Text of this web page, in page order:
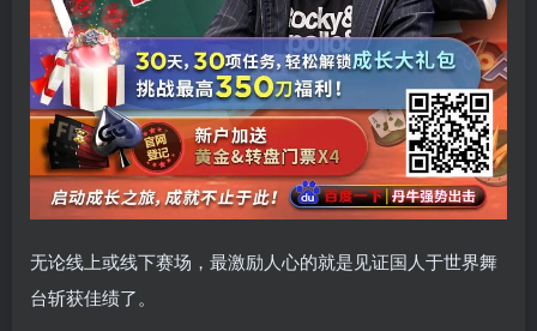
无论线上或线下赛场，最激励人心的就是见证国人于世界舞
台斩获佳绩了。